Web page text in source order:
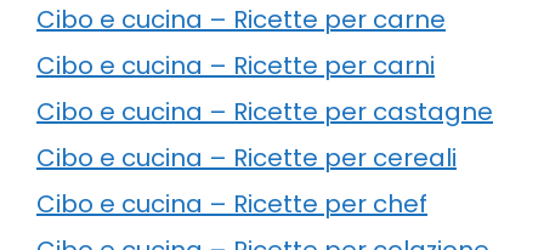
Cibo e cucina – Ricette per carne
Cibo e cucina – Ricette per carni
Cibo e cucina – Ricette per castagne
Cibo e cucina – Ricette per cereali
Cibo e cucina – Ricette per chef